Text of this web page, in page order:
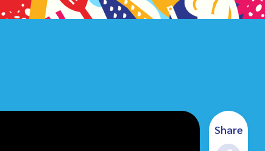
Share